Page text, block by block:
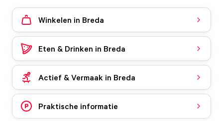
Winkelen in Breda
Eten & Drinken in Breda
Actief & Vermaak in Breda
Praktische informatie